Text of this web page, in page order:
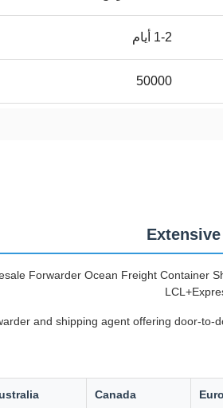
1-2 أيام
50000
Forwarder Ocean Freight Container
and shipping agent offering door-to-
Canada